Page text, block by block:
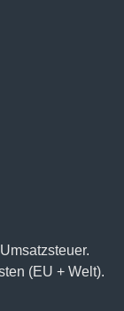
(EU + Welt).